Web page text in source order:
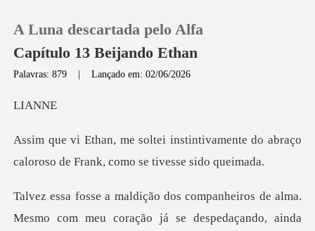
Loja
A Luna descartada pelo Alfa
Capítulo 13 Beijando Ethan
Palavras: 879 |Lançado em: 02/06/2026
AN
ntivamente do abraço
caloroso de Fr
om meu coração já se despedaçando, ainda